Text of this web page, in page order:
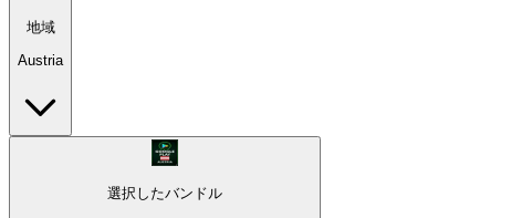
地域
Austria
選択したバンドル